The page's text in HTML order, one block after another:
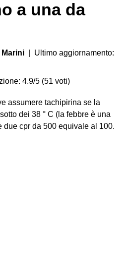
a una da
| Ultimo aggiornamento:
4.9/5 (51 voti)
assumere tachipirina se la
dei 38 ° C (la febbre è una
cpr da 500 equivale al 100.